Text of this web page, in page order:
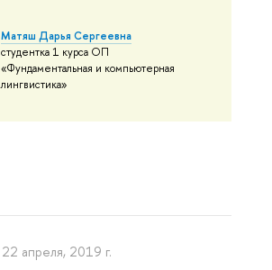
Матяш Дарья Сергеевна
студентка 1 курса ОП
«Фундаментальная и компьютерная
лингвистика»
22 апреля, 2019 г.